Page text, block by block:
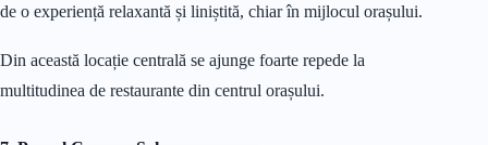
de o experiență relaxantă și liniștită, chiar în mijlocul orașului.
Din această locație centrală se ajunge foarte repede la
multitudinea de restaurante din centrul orașului.